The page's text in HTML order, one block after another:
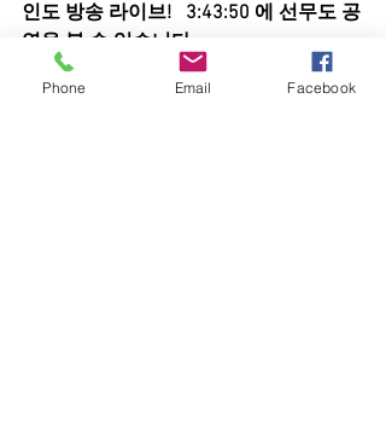
인도 방송 라이브!   3:43:50 에 선무도 공
연을 볼 수 있습니다.
https://www.youtube.com/watch?v=V__mHMif-
Phone Email Facebook